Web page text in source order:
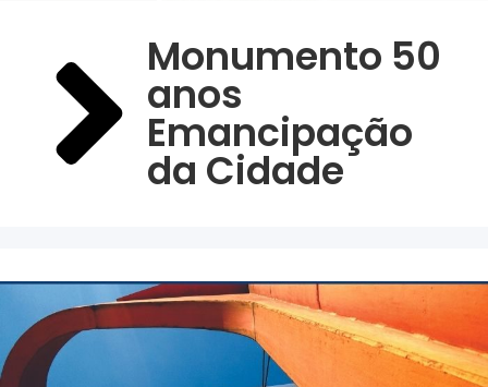
Monumento 50
anos
Emancipação
da Cidade